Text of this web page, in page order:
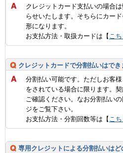
クレジットカード支払いの場合
らせいたします。そちらにカー
形になります。
お支払方法・取扱カードは【 こち
クレジットカードで分割払いはでき
分割払い可能です。ただしお客
をされている場合に限ります。
ご確認ください。なお分割払い
ジをご覧下さい。
お支払方法・分割回数等は【 こち
専用クレジットによる分割払いは